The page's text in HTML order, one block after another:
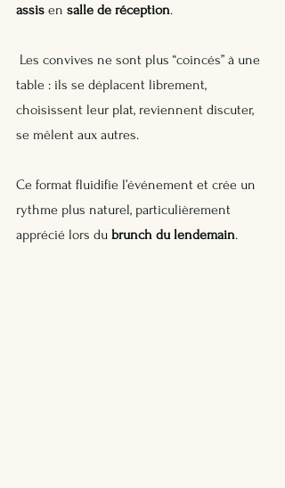
assis en salle de réception.
Les convives ne sont plus “coincés” à une
table : ils se déplacent librement,
choisissent leur plat, reviennent discuter,
se mêlent aux autres.
Ce format fluidifie l’événement et crée un
rythme plus naturel, particulièrement
apprécié lors du brunch du lendemain.